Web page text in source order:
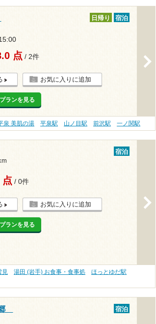
日帰り 宿泊
点 / 2件
お気に入りに追加
ランを見る
泉 美肌の湯 平泉駅 山ノ目駅 前沢駅 一ノ関駅
宿泊
点 / 0件
お気に入りに追加
ランを見る
見 湯田 (岩手) お食事・食事処
ほっとゆだ駅
宿泊